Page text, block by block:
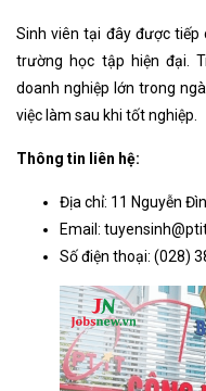
Sinh viên tại đây được tiếp
trường học tập hiện đại.
doanh nghiệp lớn trong
việc làm sau khi tốt nghiệp.
Thông tin liên hệ:
Địa chỉ: 11 Nguyễn
Email:
Số điện thoại: (028)